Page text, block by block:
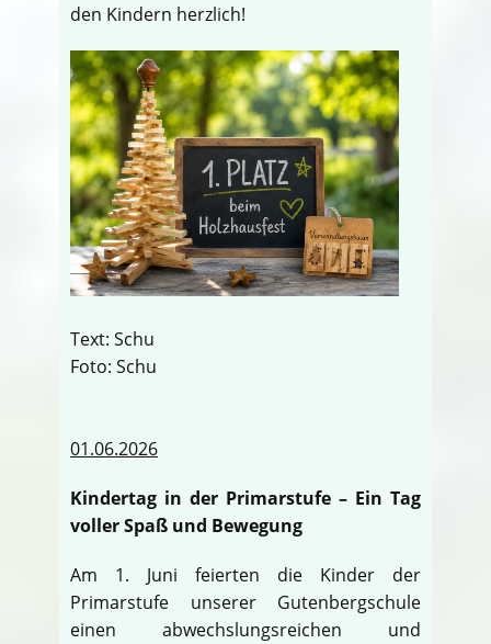
den Kindern herzlich!
Text: Schu
Foto: Schu
01.06.2026
Kindertag in der Primarstufe – Ein Tag
voller Spaß und Bewegung
Am 1. Juni feierten die Kinder der
Primarstufe unserer Gutenbergschule
einen abwechslungsreichen und